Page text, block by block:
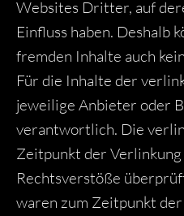
Websites Dritter, auf
Einfluss haben. Deshalb
fremden Inhalte auch
Für die Inhalte der
jeweilige Anbieter oder
verantwortlich. Die
Zeitpunkt der
Rechtsverstöße
waren zum Zeitpunkt